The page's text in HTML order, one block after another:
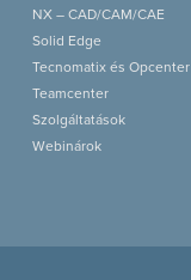
NX – CAD/CAM/CAE
Solid Edge
Tecnomatix és Opcenter
Teamcenter
Szolgáltatások
Webinárok